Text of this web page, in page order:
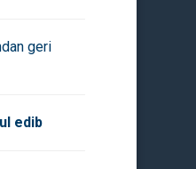
geri
edib